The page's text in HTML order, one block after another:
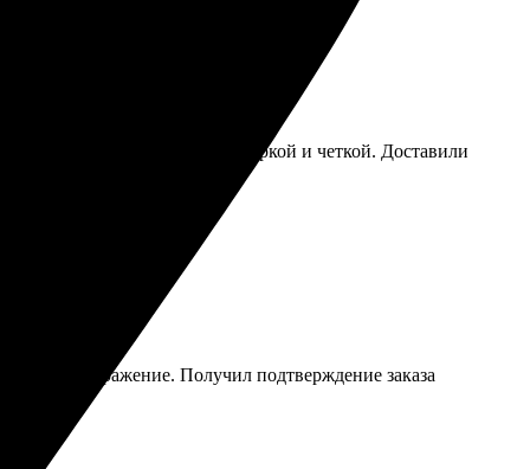
Картинка получилась яркой и четкой. Доставили
изображение. Получил подтверждение заказа